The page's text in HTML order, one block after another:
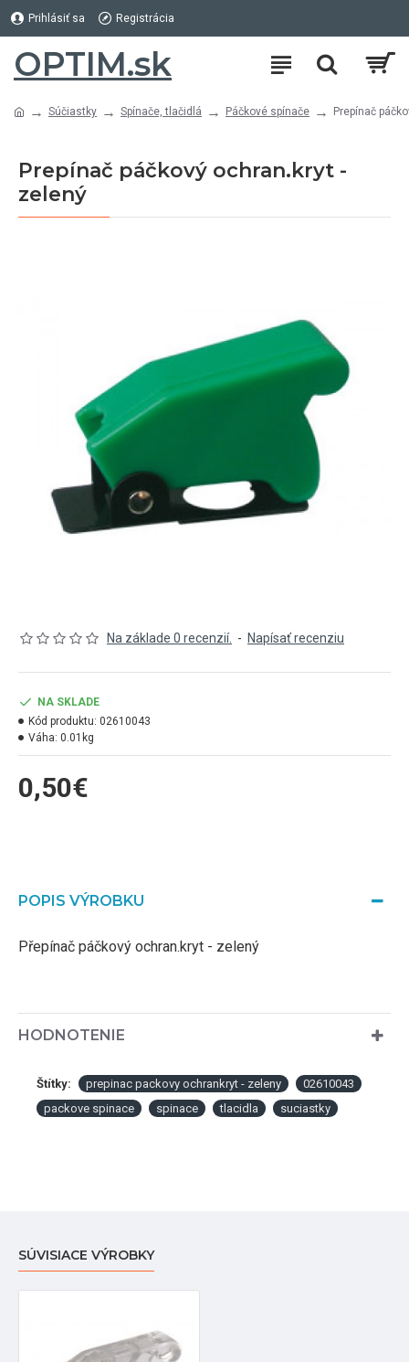
Prihlásiť sa Registrácia
OPTIM.sk
Súčiastky Spínače, tlačidlá Páčkové spínače Prepínač
Prepínač páčkový ochran.kryt -
zelený
Na základe 0 recenzií. - Napísať recenziu
0,50€
NA SKLADE
Kód produktu: 02610043
Váha: 0.01kg
POPIS VÝROBKU
Přepínač páčkový ochran.kryt - zelený
HODNOTENIE
Štítky: prepinac packovy ochrankryt - zeleny
02610043
packove spinace
spinace tlacidla suciastky
SÚVISIACE VÝROBKY